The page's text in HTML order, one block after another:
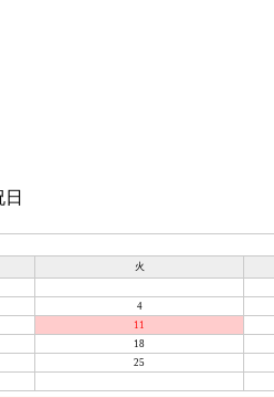
火
4
11
18
25